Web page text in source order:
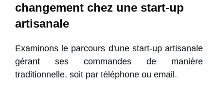
changement chez une start-up
artisanale
Examinons le parcours d'une start-up artisanale
gérant ses commandes de manière
traditionnelle, soit par téléphone ou email.